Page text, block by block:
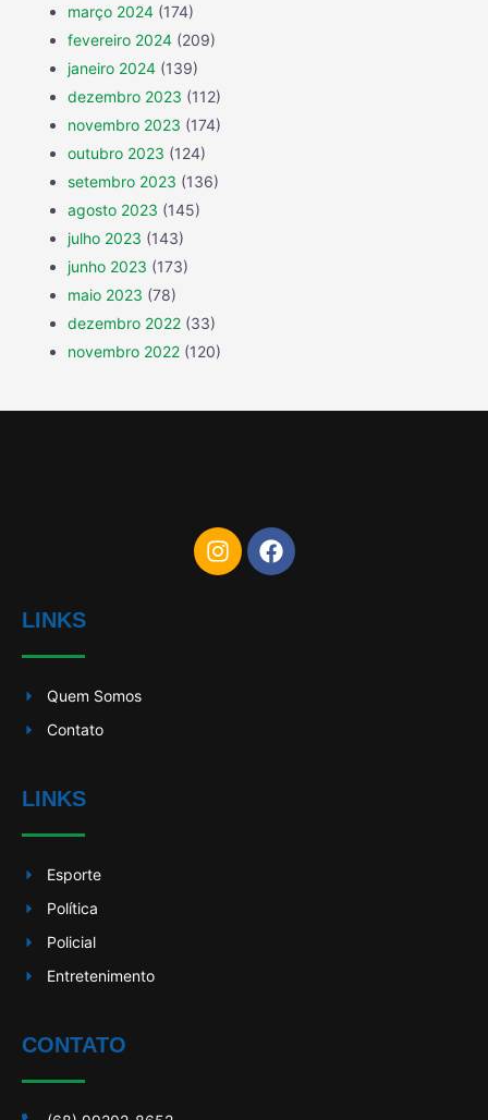
março 2024 (174)
fevereiro 2024 (209)
janeiro 2024 (139)
dezembro 2023 (112)
novembro 2023 (174)
outubro 2023 (124)
setembro 2023 (136)
agosto 2023 (145)
julho 2023 (143)
junho 2023 (173)
maio 2023 (78)
dezembro 2022 (33)
novembro 2022 (120)
LINKS
Quem Somos
Contato
LINKS
Esporte
Política
Policial
Entretenimento
CONTATO